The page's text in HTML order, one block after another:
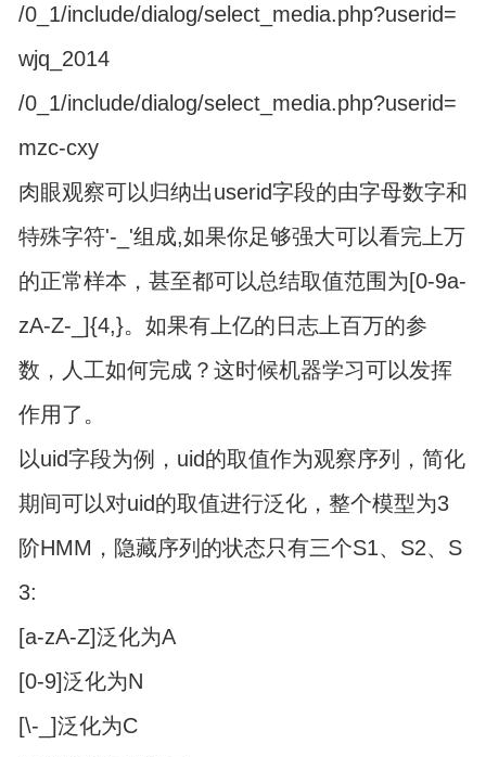
/0_1/include/dialog/select_media.php?userid=
wjq_2014
/0_1/include/dialog/select_media.php?userid=
mzc-cxy
肉眼观察可以归纳出userid字段的由字母数字和
特殊字符'-_'组成,如果你足够强大可以看完上万
的正常样本，甚至都可以总结取值范围为[0-9a-
zA-Z-_]{4,}。如果有上亿的日志上百万的参
数，人工如何完成？这时候机器学习可以发挥
作用了。
以uid字段为例，uid的取值作为观察序列，简化
期间可以对uid的取值进行泛化，整个模型为3
阶HMM，隐藏序列的状态只有三个S1、S2、S
3:
[a-zA-Z]泛化为A
[0-9]泛化为N
[\-_]泛化为C